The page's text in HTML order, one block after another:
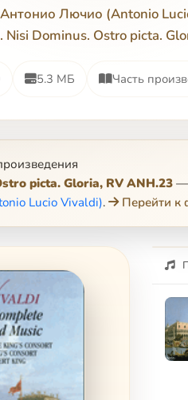
Лючио (Antonio
Nisi Dominus. Ostro picta.
5.3 МБ Часть
picta. Gloria, RV ANH.23 —
Lucio Vivaldi). Перейти к